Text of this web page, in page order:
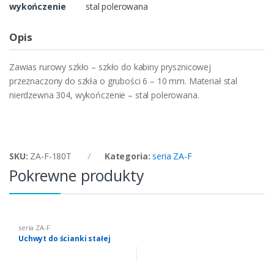
wykończenie stal polerowana
Opis
Zawias rurowy szkło – szkło do kabiny prysznicowej
przeznaczony do szkła o grubości 6 – 10 mm. Materiał stal
nierdzewna 304, wykończenie – stal polerowana.
SKU: ZA-F-180T Kategoria:seria ZA-F
Pokrewne produkty
seria ZA-F
Uchwyt do ścianki stałej